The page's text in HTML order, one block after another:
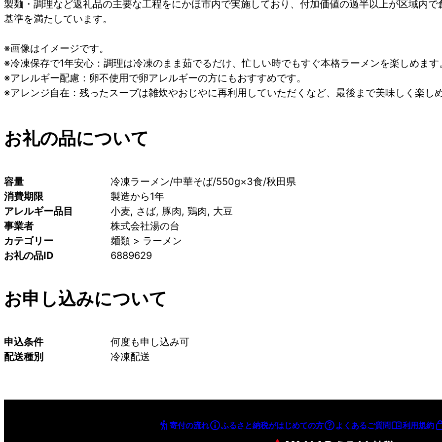
製麺・調理など返礼品の主要な工程をにかほ市内で実施しており、付加価値の過半以上が区域内
基準を満たしています。
※画像はイメージです。
※冷凍保存で1年安心：調理は冷凍のまま茹でるだけ、忙しい時でもすぐ本格ラーメンを楽しめます
※アレルギー配慮：卵不使用で卵アレルギーの方にもおすすめです。
※アレンジ自在：残ったスープは雑炊やおじやに再利用していただくなど、最後まで美味しく楽しめ
お礼の品について
容量
冷凍ラーメン/中華そば/550g×3食/秋田県
消費期限
製造から1年
アレルギー品目
小麦, さば, 豚肉, 鶏肉, 大豆
事業者
株式会社湯の台
カテゴリー
麺類 > ラーメン
お礼の品ID
6889629
お申し込みについて
申込条件
何度も申し込み可
配送種別
冷凍配送
寄付の流れ ふるさと納税がはじめての方 よくあるご質問 利用規約